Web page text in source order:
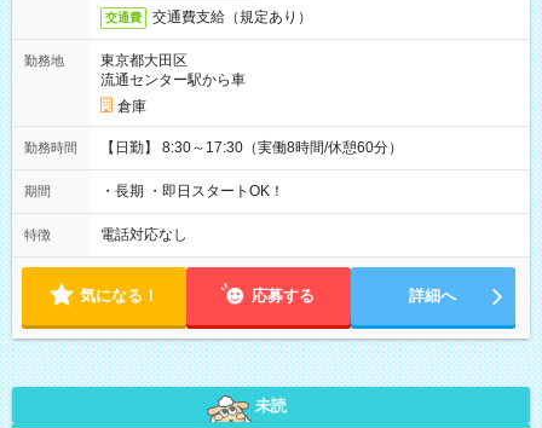
交通費 交通費支給（規定あり）
勤務地
東京都大田区
流通センター駅から車
倉庫
勤務時間 【日勤】 8:30～17:30（実働8時間/休憩60分）
期間 ・長期 ・即日スタートOK！
特徴 電話対応なし
気になる！ 応募する 詳細へ
未読